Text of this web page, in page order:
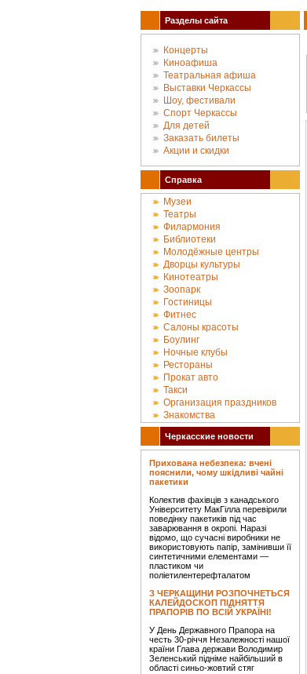
Разделы сайта
Концерты
Киноафиша
Театральная афиша
Выставки Черкассы
Шоу, фестивали
Спорт Черкассы
Для детей
Заказать билеты
Акции и скидки
Справка
Музеи
Театры
Филармония
Библиотеки
Молодёжные центры
Дворцы культуры
Кинотеатры
Зоопарк
Гостиницы
Фитнес
Салоны красоты
Боулинг
Ночные клубы
Рестораны
Прокат авто
Такси
Организация праздников
Знакомства
Черкасские новости
Прихована небезпека: вчені
пояснили, чому шкідливі чайні
пакетики
Колектив фахівців з канадського
Університету МакГілла перевірили
поведінку пакетиків під час
заварювання в окропі. Наразі
відомо, що сучасні виробники не
використовують папір, замінивши її
синтетичними елементами —
пластиком чи
поліетилентерефталатом
З ЧЕРКАЩИНИ РОЗПОЧНЕТЬСЯ
КАЛЕЙДОСКОП ПІДНЯТТЯ
ПРАПОРІВ ПО ВСІЙ УКРАЇНІ!
У День Державного Прапора на
честь 30-річчя Незалежності нашої
країни Глава держави Володимир
Зеленський підніме найбільший в
області синьо-жовтий стяг